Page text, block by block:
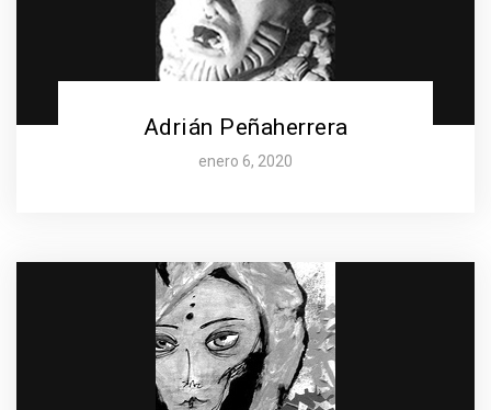
Adrián Peñaherrera
enero 6, 2020